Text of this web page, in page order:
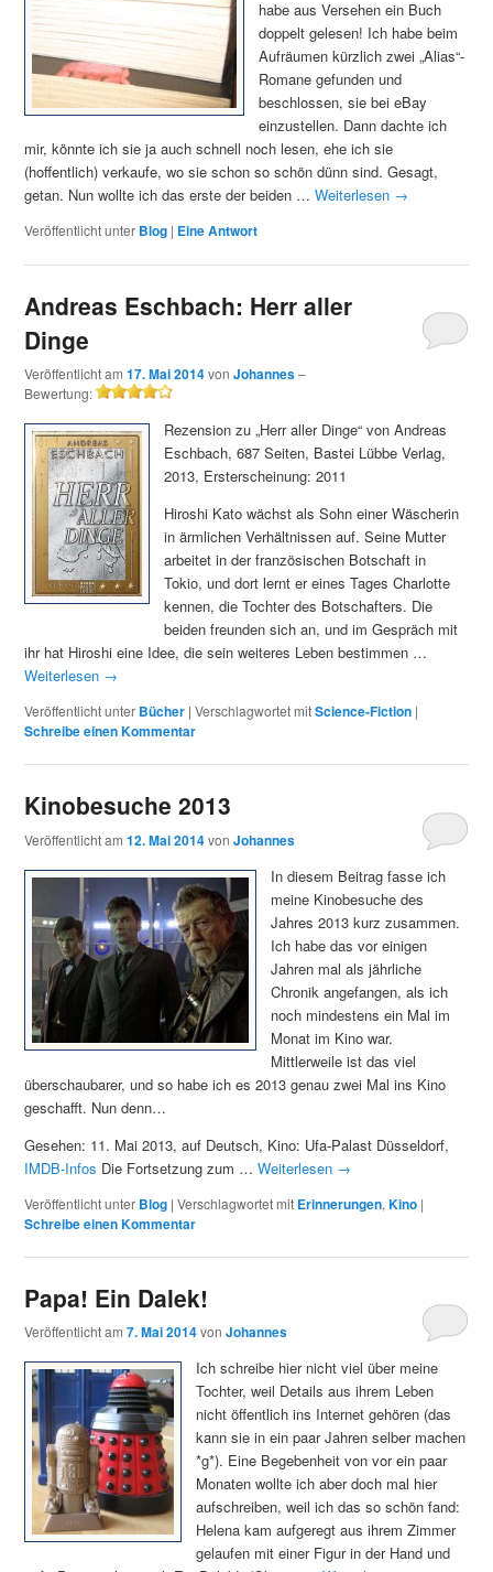
habe aus Versehen ein Buch
doppelt gelesen! Ich habe beim
Aufräumen kürzlich zwei „Alias“-
Romane gefunden und
beschlossen, sie bei eBay
einzustellen. Dann dachte ich
mir, könnte ich sie ja auch schnell noch lesen, ehe ich sie
(hoffentlich) verkaufe, wo sie schon so schön dünn sind. Gesagt,
getan. Nun wollte ich das erste der beiden …Weiterlesen →
Veröffentlicht unter Blog | EineAntwort
Andreas Eschbach: Herr aller
Dinge
Veröffentlicht am17. Mai 2014vonJohannes–
Bewertung:
Rezension zu „Herr aller Dinge“ von Andreas
Eschbach, 687 Seiten, Bastei Lübbe Verlag,
2013, Ersterscheinung: 2011
Hiroshi Kato wächst als Sohn einer Wäscherin
in ärmlichen Verhältnissen auf. Seine Mutter
arbeitet in der französischen Botschaft in
Tokio, und dort lernt er eines Tages Charlotte
kennen, die Tochter des Botschafters. Die
beiden freunden sich an, und im Gespräch mit
ihr hat Hiroshi eine Idee, die sein weiteres Leben bestimmen …
Weiterlesen →
Veröffentlicht unter Bücher |Verschlagwortet mitScience-Fiction |
Schreibe einen Kommentar
Kinobesuche 2013
Veröffentlicht am12. Mai 2014vonJohannes
In diesem Beitrag fasse ich
meine Kinobesuche des
Jahres 2013 kurz zusammen.
Ich habe das vor einigen
Jahren mal als jährliche
Chronik angefangen, als ich
noch mindestens ein Mal im
Monat im Kino war.
Mittlerweile ist das viel
überschaubarer, und so habe ich es 2013 genau zwei Mal ins Kino
geschafft. Nun denn…
Gesehen: 11. Mai 2013, auf Deutsch, Kino: Ufa-Palast Düsseldorf,
IMDB-Infos Die Fortsetzung zum …Weiterlesen →
Veröffentlicht unter Blog |Verschlagwortet mit Erinnerungen,Kino |
Schreibe einen Kommentar
Papa! Ein Dalek!
Veröffentlicht am7. Mai 2014vonJohannes
Ich schreibe hier nicht viel über meine
Tochter, weil Details aus ihrem Leben
nicht öffentlich ins Internet gehören (das
kann sie in ein paar Jahren selber machen
*g*). Eine Begebenheit von vor ein paar
Monaten wollte ich aber doch mal hier
aufschreiben, weil ich das so schön fand:
Helena kam aufgeregt aus ihrem Zimmer
gelaufen mit einer Figur in der Hand und